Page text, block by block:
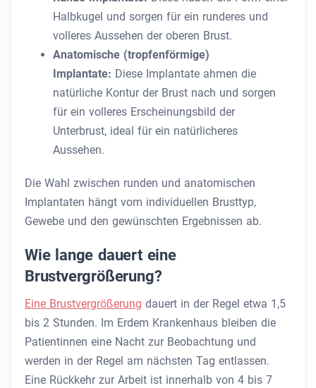
Halbkugel und sorgen für ein runderes und
volleres Aussehen der oberen Brust.
Anatomische (tropfenförmige)
Implantate: Diese Implantate ahmen die
natürliche Kontur der Brust nach und sorgen
für ein volleres Erscheinungsbild der
Unterbrust, ideal für ein natürlicheres
Aussehen.
Die Wahl zwischen runden und anatomischen
Implantaten hängt vom individuellen Brusttyp,
Gewebe und den gewünschten Ergebnissen ab.
Wie lange dauert eine
Brustvergrößerung?
Eine Brustvergrößerung dauert in der Regel etwa 1,5
bis 2 Stunden. Im Erdem Krankenhaus bleiben die
Patientinnen eine Nacht zur Beobachtung und
werden in der Regel am nächsten Tag entlassen.
Eine Rückkehr zur Arbeit ist innerhalb von 4 bis 7